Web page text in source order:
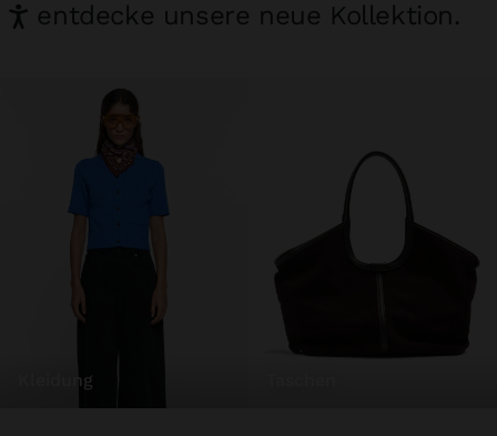
entdecke unsere neue Kollektion.
kleidung